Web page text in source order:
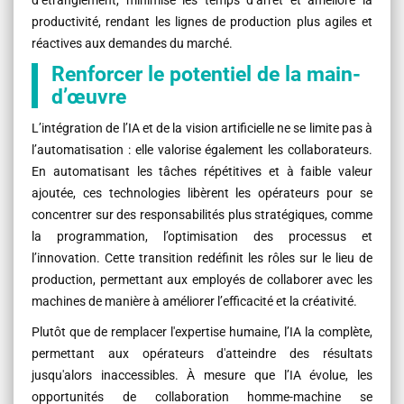
productivité, rendant les lignes de production plus agiles et
réactives aux demandes du marché.
Renforcer le potentiel de la main-
d’œuvre
L’intégration de l’IA et de la vision artificielle ne se limite pas à
l’automatisation : elle valorise également les collaborateurs.
En automatisant les tâches répétitives et à faible valeur
ajoutée, ces technologies libèrent les opérateurs pour se
concentrer sur des responsabilités plus stratégiques, comme
la programmation, l’optimisation des processus et
l’innovation. Cette transition redéfinit les rôles sur le lieu de
production, permettant aux employés de collaborer avec les
machines de manière à améliorer l’efficacité et la créativité.
Plutôt que de remplacer l'expertise humaine, l’IA la complète,
permettant aux opérateurs d'atteindre des résultats
jusqu'alors inaccessibles. À mesure que l’IA évolue, les
opportunités de collaboration homme-machine se